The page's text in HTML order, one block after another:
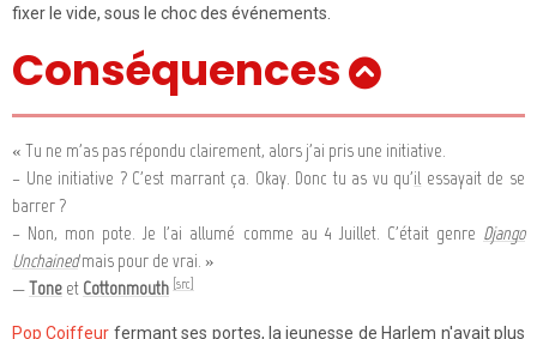
fixer le vide, sous le choc des événements.
Conséquences
« Tu ne m'as pas répondu clairement, alors j'ai pris une initiative.
– Une initiative ? C'est marrant ça. Okay. Donc tu as vu qu'il essayait de se
barrer ?
– Non, mon pote. Je l'ai allumé comme au 4 Juillet. C'était genre Django
Unchainedmais pour de vrai. »
—Tone et Cottonmouth [src]
Pop Coiffeur fermant ses portes, la jeunesse de Harlem n'avait plus